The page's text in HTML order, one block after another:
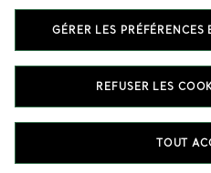
T&Co.
GÉRER LES
REFUSER LES
TOUT